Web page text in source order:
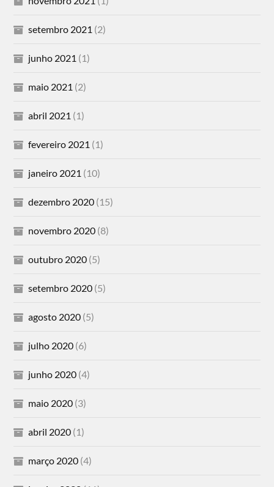
setembro 2021 (2)
junho 2021 (1)
maio 2021 (2)
abril 2021 (1)
fevereiro 2021 (1)
janeiro 2021 (10)
dezembro 2020 (15)
novembro 2020 (8)
outubro 2020 (5)
setembro 2020 (5)
agosto 2020 (5)
julho 2020 (6)
junho 2020 (4)
maio 2020 (3)
abril 2020 (1)
março 2020 (4)